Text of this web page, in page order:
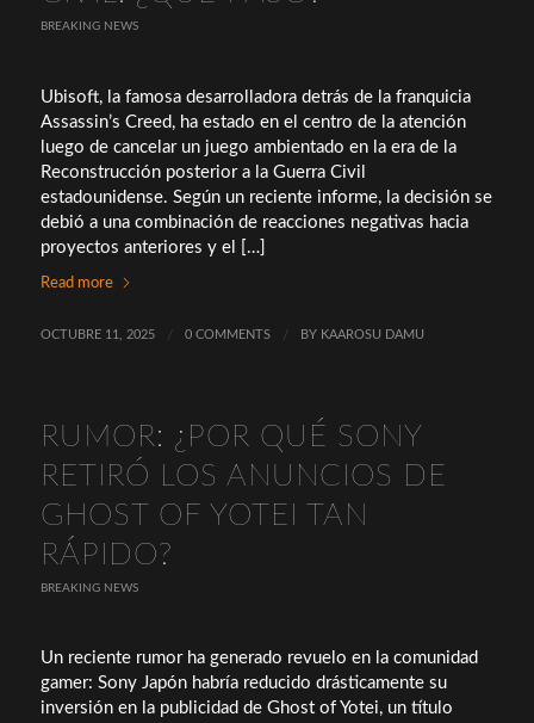
BREAKING NEWS
Ubisoft, la famosa desarrolladora detrás de la franquicia
Assassin’s Creed, ha estado en el centro de la atención
luego de cancelar un juego ambientado en la era de la
Reconstrucción posterior a la Guerra Civil
estadounidense. Según un reciente informe, la decisión se
debió a una combinación de reacciones negativas hacia
proyectos anteriores y el […]
Read more
OCTUBRE 11, 2025 / 0 COMMENTS / BY KAAROSU DAMU
RUMOR: ¿POR QUÉ SONY
RETIRÓ LOS ANUNCIOS DE
GHOST OF YOTEI TAN
RÁPIDO?
BREAKING NEWS
Un reciente rumor ha generado revuelo en la comunidad
gamer: Sony Japón habría reducido drásticamente su
inversión en la publicidad de Ghost of Yotei, un título